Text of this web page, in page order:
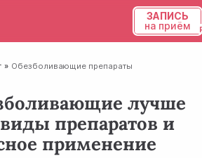
ЗАПИСЬ
на приём
Обезболивающие препараты
лучше
препаратов и
применение